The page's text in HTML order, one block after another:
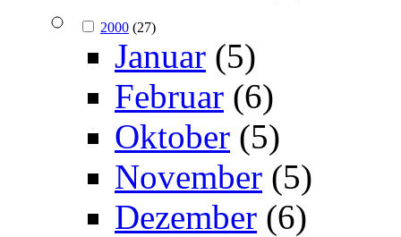
2000 (27)
Januar (5)
Februar (6)
Oktober (5)
November (5)
Dezember (6)